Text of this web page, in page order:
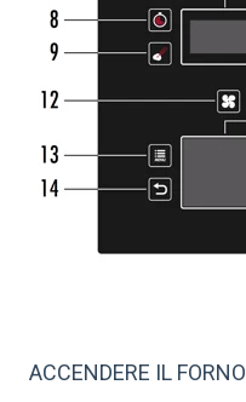
ACCENDERE IL FORNO